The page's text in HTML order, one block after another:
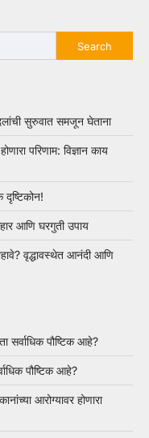
Search
सुरुवात समजून घेताना
परिणाम: विज्ञान काय
आणि घरगुती उपाय
वृद्धावस्थेत आनंदी आणि
सर्वाधिक पौष्टिक आहे?
पौष्टिक आहे?
आरोग्यावर होणारा